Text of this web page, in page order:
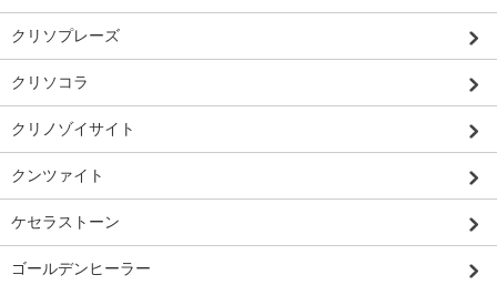
クリソプレーズ
クリソコラ
クリノゾイサイト
クンツァイト
ケセラストーン
ゴールデンヒーラー